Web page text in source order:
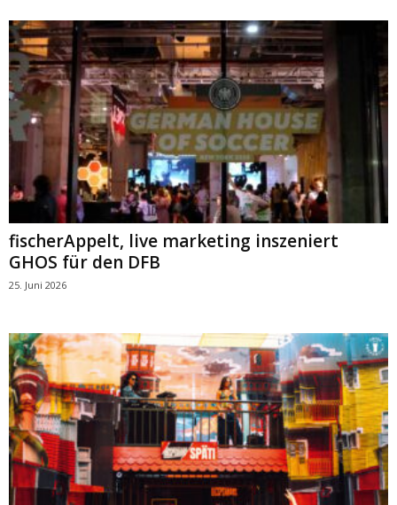
fischerAppelt, live marketing inszeniert
GHOS für den DFB
25. Juni 2026